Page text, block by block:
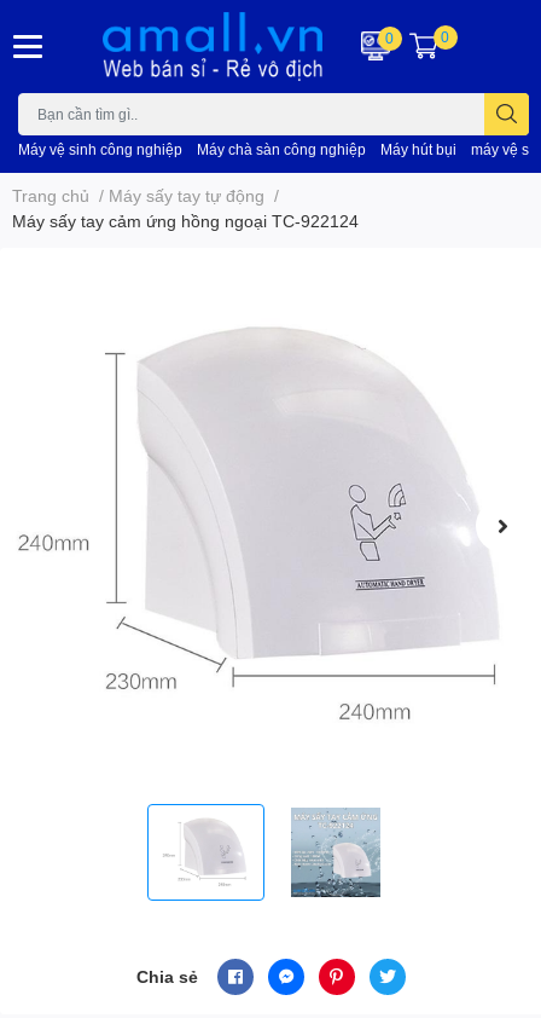
Máy vệ sinh công nghiệp Máy chà sàn công nghiệp Máy hút bụi máy vệ
0 0
Trang chủ / Máy sấy tay tự động /
Máy sấy tay cảm ứng hồng ngoại TC-922124
Chia sẻ